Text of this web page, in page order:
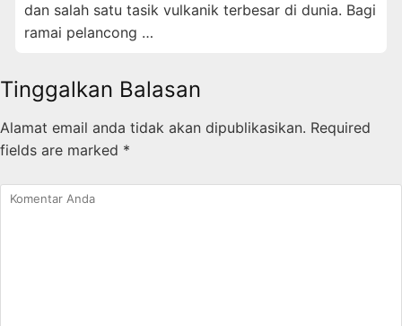
dan salah satu tasik vulkanik terbesar di dunia. Bagi
ramai pelancong …
Tinggalkan Balasan
Alamat email anda tidak akan dipublikasikan. Required
fields are marked *